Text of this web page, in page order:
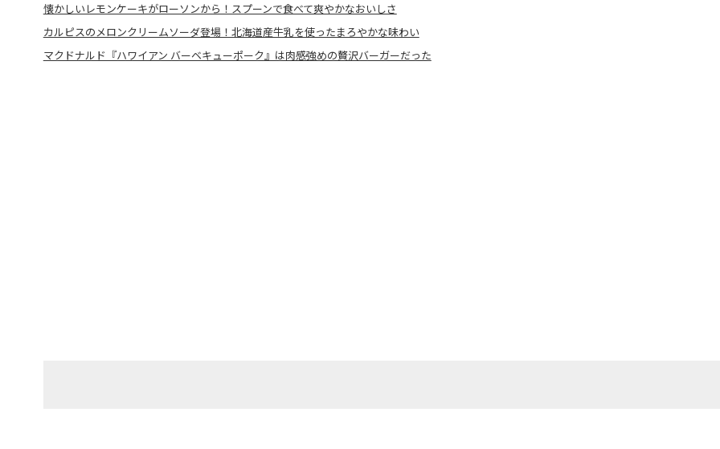
懐かしいレモンケーキがローソンから！スプーンで食べて爽やかなおいしさ
カルピスのメロンクリームソーダ登場！北海道産牛乳を使ったまろやかな味わい
マクドナルド『ハワイアン バーベキューポーク』は肉感強めの贅沢バーガーだった